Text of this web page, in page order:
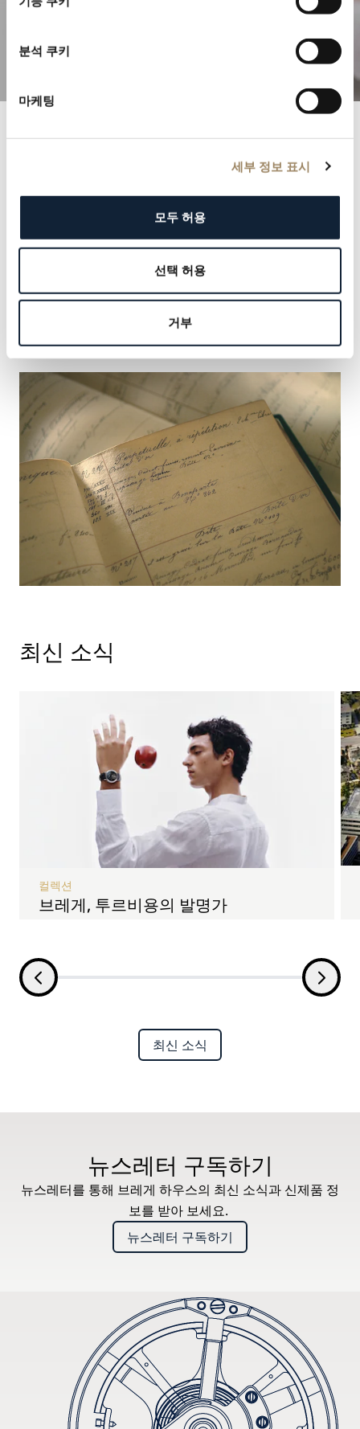
분석 쿠키
마케팅
세부 정보 표시
모두 허용
선택 허용
거부
브레게 기록
명망 높은 브레게 기록부와 함께 역사 속으로 들어가 보
십시오. 각 기록은 군주에서 문화적 아이콘에 이르기까지
정의해온 이름들을 탐험하고, 그 속에 자신의 이름을 새
길 기회를 잡으십시오.
더 알아보기
최신 소식
브레게, 투르비용의 발명가
컬렉션
최신 소식
뉴스레터 구독하기
뉴스레터를 통해 브레게 하우스의 최신 소식과 신제품 정
보를 받아 보세요.
뉴스레터 구독하기